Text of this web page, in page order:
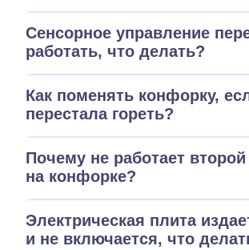
Сенсорное управление
работать, что делать?
Как поменять конфорку,
перестала гореть?
Почему не работает второй
на конфорке?
Электрическая плита
и не включается, что